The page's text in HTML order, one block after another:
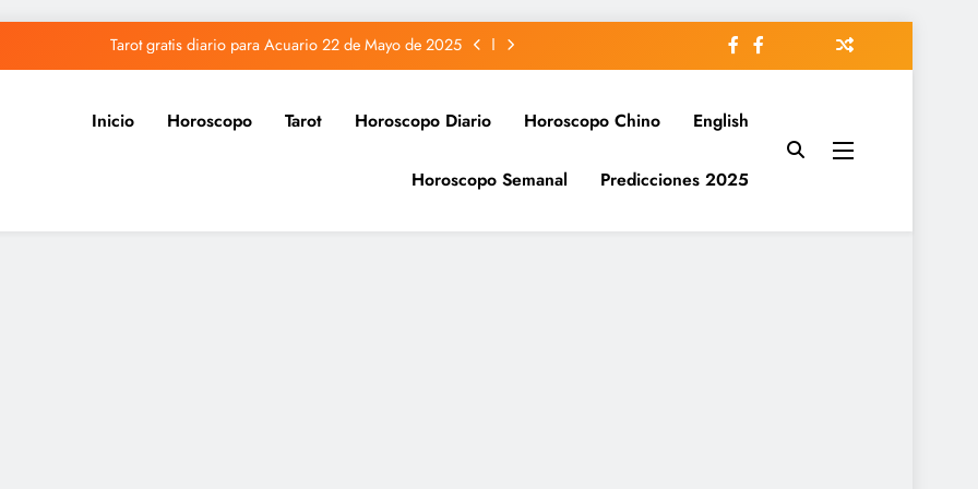
Tarot gratis diario para Acuario 22 de Mayo de 2025
Tarot gratis diario para Sagitario 22 de Mayo de 2025
Tarot gratis diario para Piscis 22 de Mayo de 2025
Tarot gratis diario para Acuario 22 de Mayo de 2025
Inicio Horoscopo Tarot Horoscopo Diario Horoscopo Chino English
Horoscopo Semanal Predicciones 2025